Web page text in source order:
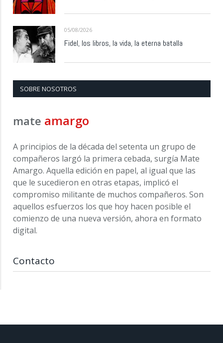
05/08/2026
Fidel, los libros, la vida, la eterna batalla
SOBRE NOSOTROS
mate amargo
A principios de la década del setenta un grupo de
compañeros largó la primera cebada, surgía Mate
Amargo. Aquella edición en papel, al igual que las
que le sucedieron en otras etapas, implicó el
compromiso militante de muchos compañeros. Son
aquellos esfuerzos los que hoy hacen posible el
comienzo de una nueva versión, ahora en formato
digital.
Contacto